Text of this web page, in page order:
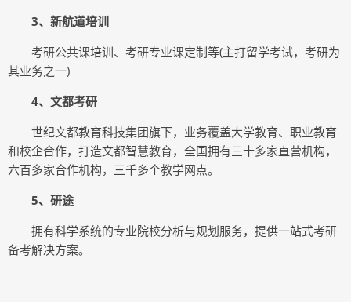
3、新航道培训
考研公共课培训、考研专业课定制等(主打留学考试，考研为
其业务之一)
4、文都考研
世纪文都教育科技集团旗下，业务覆盖大学教育、职业教育
和校企合作，打造文都智慧教育，全国拥有三十多家直营机构，
六百多家合作机构，三千多个教学网点。
5、研途
拥有科学系统的专业院校分析与规划服务，提供一站式考研
备考解决方案。